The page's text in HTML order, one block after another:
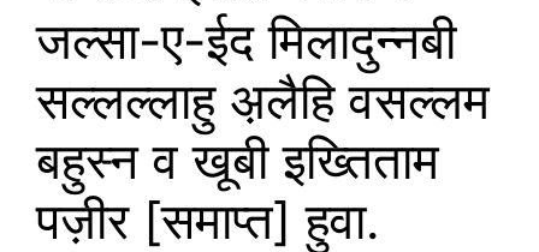
जल्सा-ए-ईद मिलादुन्नबी
सल्लल्लाहु अ़लैहि वसल्लम
बहुस्न व खूबी इख्तिताम
पज़ीर [समाप्त] हुवा.